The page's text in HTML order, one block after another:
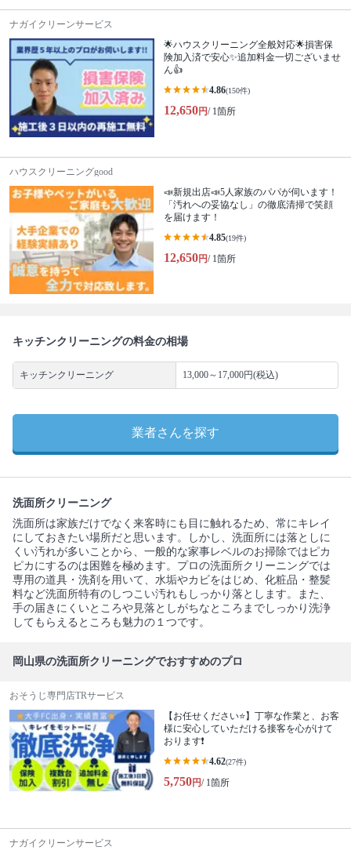
ナガイクリーンサービス
🌟ハウスクリーニング全般対応🌟損害保
険加入済で安心✨追加料金一切ございませ
ん👍
4.86(150件)
12,650円/ 1箇所
ハウスクリーニングgood
📣新規出店📣5人家族のパパが伺います！
「汚れへの妥協なし」の徹底清掃で笑顔
を届けます！
4.85(19件)
12,650円/ 1箇所
キッチンクリーニングの料金の相場
キッチンクリーニング 13,000～17,000円(税込)
業者さんを探す
洗面所クリーニング
洗面所は家族だけでなく来客時にも目に触れるため、常にキレイ
にしておきたい場所だと思います。しかし、洗面所には落としに
くい汚れが多いことから、一般的な家事レベルのお掃除ではピカ
ピカにするのは困難を極めます。プロの洗面所クリーニングでは
専用の道具・洗剤を用いて、水垢やカビをはじめ、化粧品・整髪
料など洗面所特有のしつこい汚れもしっかり落とします。また、
手の届きにくいところや見落としがちなところまでしっかり洗浄
してもらえるところも魅力の１つです。
岡山県の洗面所クリーニングでおすすめのプロ
おそうじ専門店TRサービス
【お任せください⭐️】丁寧な作業と、お客
様に安心していただける接客を心がけて
おります❗️
4.62(27件)
5,750円/ 1箇所
ナガイクリーンサービス